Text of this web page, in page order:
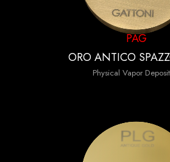
PAG
ORO ANTICO
Physical Vapor